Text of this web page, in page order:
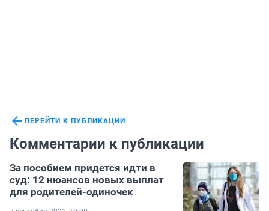
ПЕРЕЙТИ К ПУБЛИКАЦИИ
Комментарии к публикации
За пособием придется идти в
суд: 12 нюансов новых выплат
для родителей-одиночек